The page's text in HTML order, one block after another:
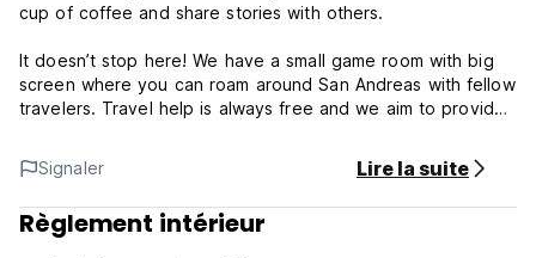
cup of coffee and share stories with others.
It doesn’t stop here! We have a small game room with big
screen where you can roam around San Andreas with fellow
travelers. Travel help is always free and we aim to provide
from Agra.
Property Policies & Conditions:
Signaler Lire la suite
Règlement intérieur